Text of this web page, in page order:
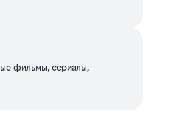
фильмы, сериалы,